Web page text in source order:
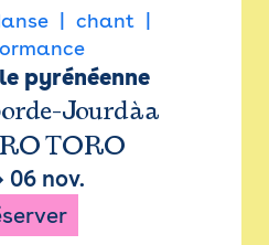
chant
pyrénéenne
Jourdàa
TORO
06 nov.